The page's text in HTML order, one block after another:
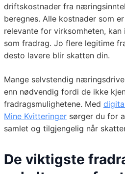
driftskostnader fra
beregnes. Alle kostnader som
relevante for virksomheten,
som fradrag. Jo flere legitime
desto lavere blir skatten din.
Mange selvstendig
enn nødvendig fordi de ikke
fradragsmulighetene. Med
Mine Kvitteringer sørger du for
samlet og tilgjengelig når
De viktigste